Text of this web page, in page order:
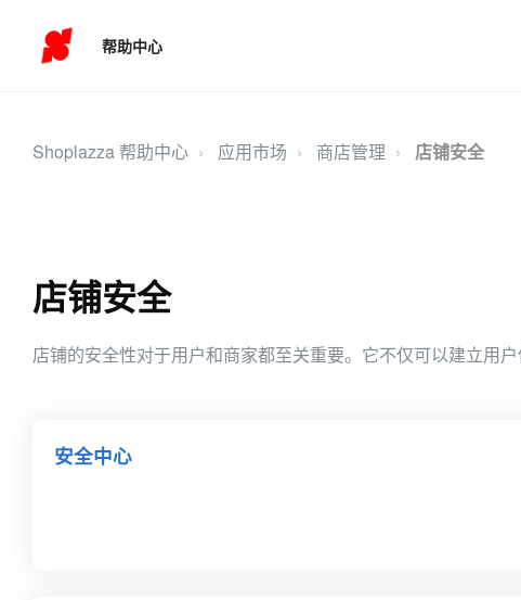
帮助中心
Shoplazza 帮助中心 应用市场 商店管理 店铺安全
店铺安全
店铺的安全性对于用户和商家都至关重要。它不仅可以建立用
安全中心